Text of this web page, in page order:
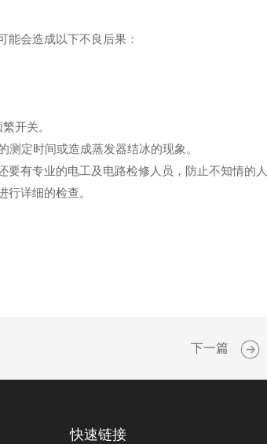
会造成以下不良后果：
开关。
定时间或造成蒸发器结冰的现象。
有专业的电工及电路检修人员，防止不知情的
详细的检查。
下一篇
快速链接